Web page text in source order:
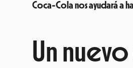
Coca-Cola nos ayudará a
Un